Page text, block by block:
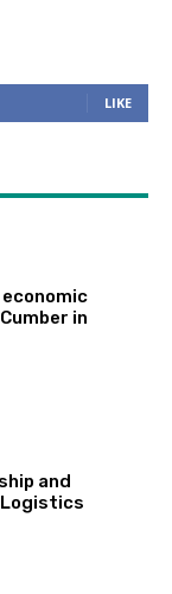
LIKE
in
and
Logistics